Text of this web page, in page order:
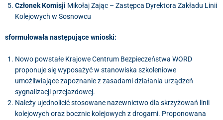
Członek Komisji Mikołaj Zając – Zastępca Dyrektora Zakładu Linii
Kolejowych w Sosnowcu
sformułowała następujące wnioski:
Nowo powstałe Krajowe Centrum Bezpieczeństwa WORD
proponuje się wyposażyć w stanowiska szkoleniowe
umożliwiające zapoznanie z zasadami działania urządzeń
sygnalizacji przejazdowej.
Należy ujednolicić stosowane nazewnictwo dla skrzyżowań linii
kolejowych oraz bocznic kolejowych z drogami. Proponowana